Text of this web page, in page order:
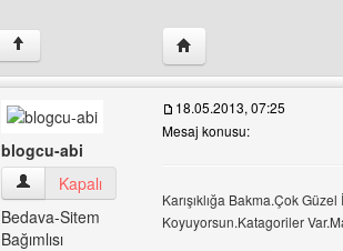
↑ Yazarın web sitesini
blogcu-abi
blogcu-abi Kullanıcının profilini görüntüle
Kapalı
Bedava-Sitem
Bağımlısı
18.05.2013, 07:25
Mesaj konusu:
Karışıklığa Bakma.Çok
Koyuyorsun.Katagoriler